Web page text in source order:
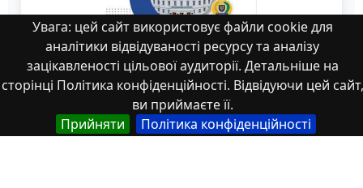
Увага: цей сайт використовує файли cookie для
аналітики відвідуваності ресурсу та аналізу
зацікавленості цільової аудиторії. Детальніше на
сторінці Політика конфіденційності. Відвідуючи цей сайт,
ви приймаєте її.
Прийняти
Політика конфіденційності
2